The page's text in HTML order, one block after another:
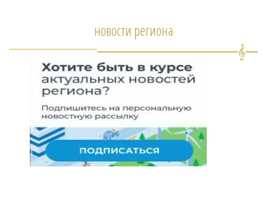
новости региона